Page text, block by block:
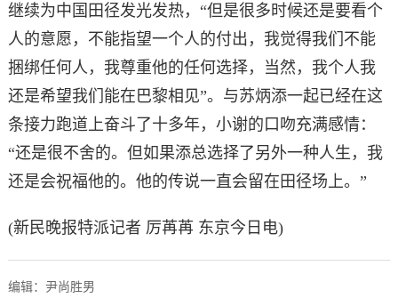
继续为中国田径发光发热，“但是很多时候还是要看个
人的意愿，不能指望一个人的付出，我觉得我们不能
捆绑任何人，我尊重他的任何选择，当然，我个人我
还是希望我们能在巴黎相见”。与苏炳添一起已经在这
条接力跑道上奋斗了十多年，小谢的口吻充满感情：
“还是很不舍的。但如果添总选择了另外一种人生，我
还是会祝福他的。他的传说一直会留在田径场上。”
(新民晚报特派记者 厉苒苒 东京今日电)
编辑：尹尚胜男